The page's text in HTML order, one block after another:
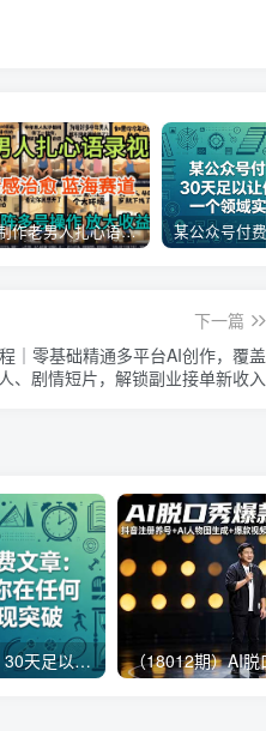
AI制作老男人扎心语录，5分钟一条，操作简单，流量非常大，保姆级教程
下一篇
｜零基础精通多平台AI创作，覆盖
、剧情短片，解锁副业接单新收入
某公众号付费文章：30天足以让你在任何一个领域实现突破